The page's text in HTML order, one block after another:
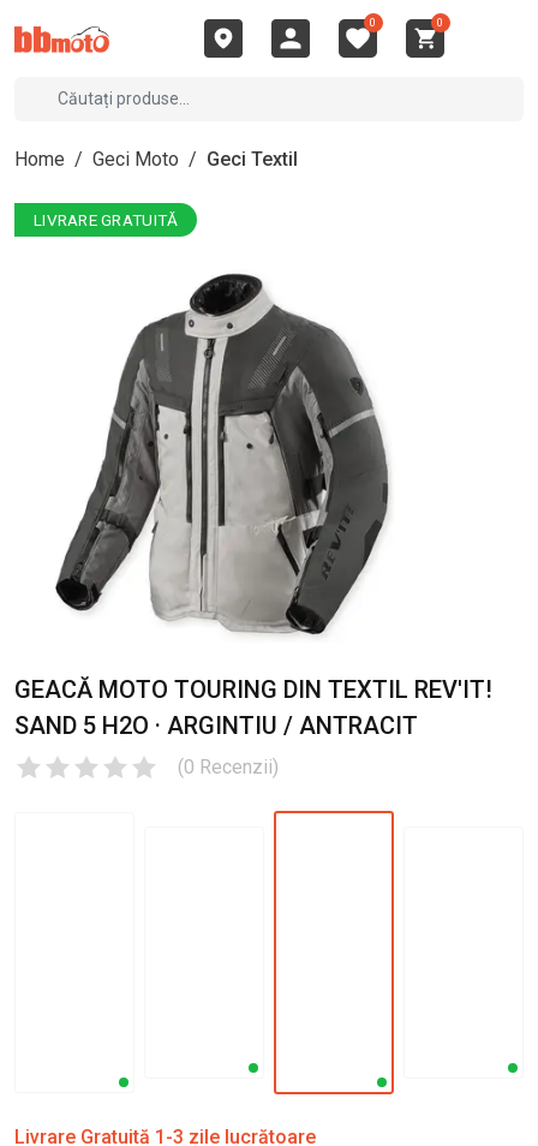
0 0
Home / Geci Moto / Geci Textil
LIVRARE GRATUITĂ
GEACĂ MOTO TOURING DIN TEXTIL REV'IT!
SAND 5 H2O · ARGINTIU / ANTRACIT
(0 Recenzii)
Livrare Gratuită 1-3 zile lucrătoare